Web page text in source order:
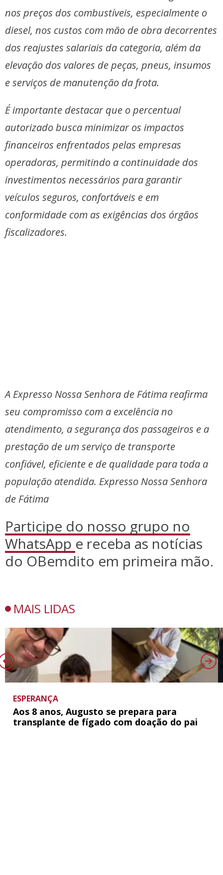
nos preços dos combustíveis, especialmente o
diesel, nos custos com mão de obra decorrentes
dos reajustes salariais da categoria, além da
elevação dos valores de peças, pneus, insumos
e serviços de manutenção da frota.
É importante destacar que o percentual
autorizado busca minimizar os impactos
financeiros enfrentados pelas empresas
operadoras, permitindo a continuidade dos
investimentos necessários para garantir
veículos seguros, confortáveis e em
conformidade com as exigências dos órgãos
fiscalizadores.
A Expresso Nossa Senhora de Fátima reafirma
seu compromisso com a excelência no
atendimento, a segurança dos passageiros e a
prestação de um serviço de transporte
confiável, eficiente e de qualidade para toda a
população atendida. Expresso Nossa Senhora
de Fátima
Participe do nosso grupo no
WhatsApp e receba as notícias
do OBemdito em primeira mão.
MAIS LIDAS
ESPERANÇA
Aos 8 anos, Augusto se prepara para
transplante de fígado com doação do pai